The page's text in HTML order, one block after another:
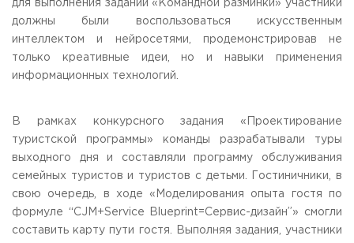
для выполнения заданий «Командной разминки» участники
должны были воспользоваться искусственным
интеллектом и нейросетями, продемонстрировав не
только креативные идеи, но и навыки применения
информационных технологий.
В рамках конкурсного задания «Проектирование
туристской программы» команды разрабатывали туры
выходного дня и составляли программу обслуживания
семейных туристов и туристов с детьми. Гостиничники, в
свою очередь, в ходе «Моделирования опыта гостя по
формуле “CJM+Service Blueprint=Сервис-дизайн”» смогли
составить карту пути гостя. Выполняя задания, участники